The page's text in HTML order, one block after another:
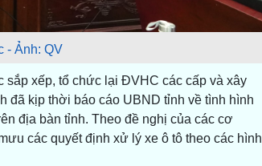
- Ảnh: QV
xếp, tổ chức lại ĐVHC các cấp và xây
đã kịp thời báo cáo UBND tỉnh về tình hình
địa bàn tỉnh. Theo đề nghị của các cơ
các quyết định xử lý xe ô tô theo các hình